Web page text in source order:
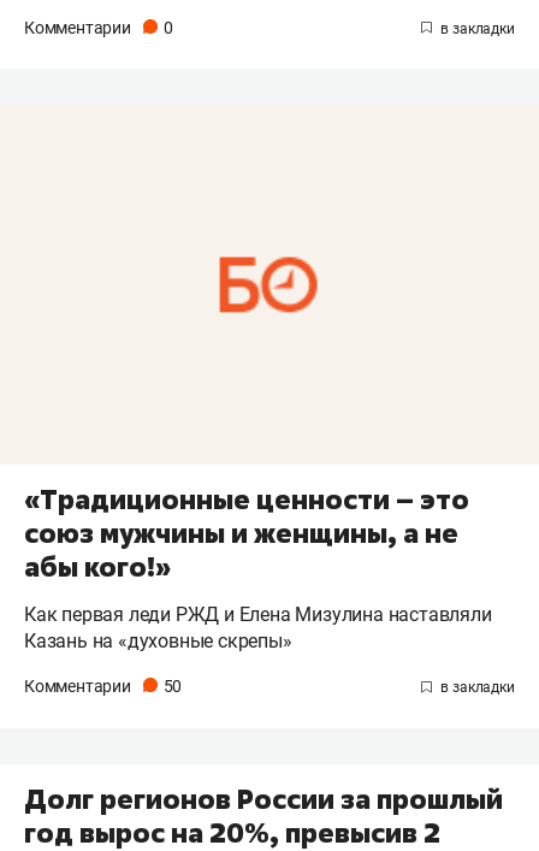
Комментарии 0
«Традиционные ценности – это
союз мужчины и женщины, а не
абы кого!»
Как первая леди РЖД и Елена Мизулина наставляли
Казань на «духовные скрепы»
Комментарии 50
Долг регионов России за прошлый
год вырос на 20%, превысив 2